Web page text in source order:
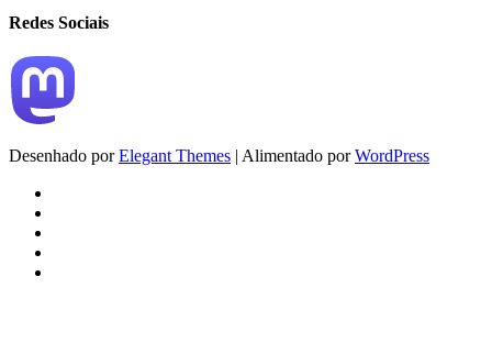
Redes Sociais
Desenhado porElegant Themes | Alimentado porWordPress